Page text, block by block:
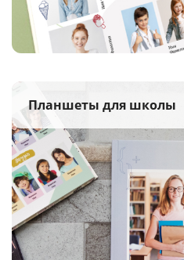
Планшеты для школы